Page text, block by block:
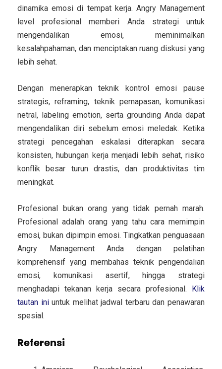
dinamika emosi di tempat kerja. Angry Management
level profesional memberi Anda strategi untuk
mengendalikan emosi, meminimalkan
kesalahpahaman, dan menciptakan ruang diskusi yang
lebih sehat.
Dengan menerapkan teknik kontrol emosi pause
strategis, reframing, teknik pernapasan, komunikasi
netral, labeling emotion, serta grounding Anda dapat
mengendalikan diri sebelum emosi meledak. Ketika
strategi pencegahan eskalasi diterapkan secara
konsisten, hubungan kerja menjadi lebih sehat, risiko
konflik besar turun drastis, dan produktivitas tim
meningkat.
Profesional bukan orang yang tidak pernah marah.
Profesional adalah orang yang tahu cara memimpin
emosi, bukan dipimpin emosi.Tingkatkan penguasaan
Angry Management Anda dengan pelatihan
komprehensif yang membahas teknik pengendalian
emosi, komunikasi asertif, hingga strategi
menghadapi tekanan kerja secara profesional. Klik
tautan iniuntuk melihat jadwal terbaru dan penawaran
spesial.
Referensi